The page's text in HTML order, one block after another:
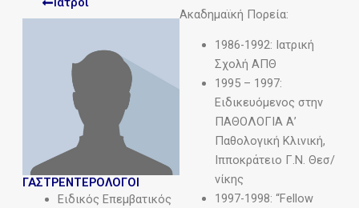
ΓΑΣΤΡΕΝΤΕΡΟΛΟΓΟΙ
Ειδικός Eπεμβατικός
Ακαδημαϊκή Πορεία:
1986-1992: Ιατρική
Σχολή ΑΠΘ
1995 – 1997:
Ειδικευόμενος στην
ΠΑΘΟΛΟΓΙΑ Α’
Παθολογική Κλινική,
Ιπποκράτειο Γ.Ν. Θεσ/
νίκης
1997-1998: “Fellow